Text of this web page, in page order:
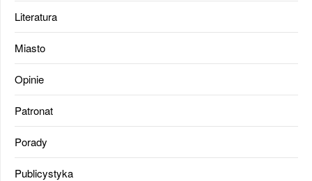
Literatura
Miasto
Opinie
Patronat
Porady
Publicystyka